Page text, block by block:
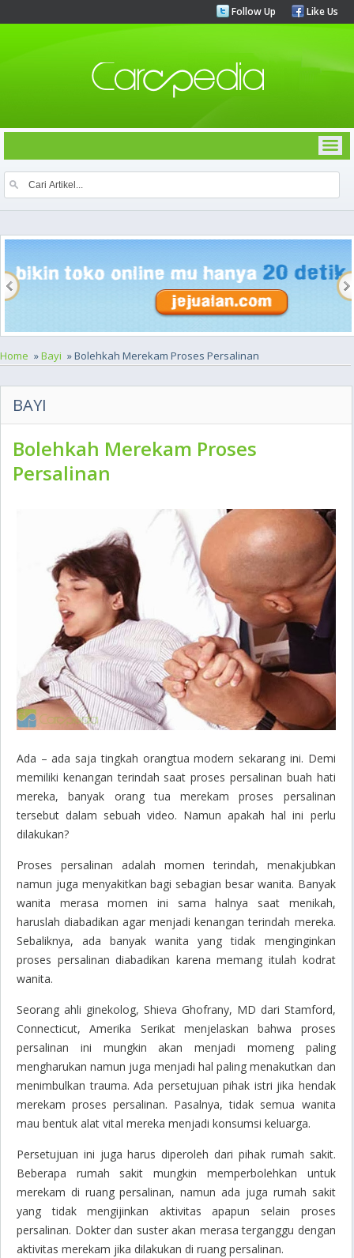
Follow Up Like Us
Home »Bayi » Bolehkah Merekam Proses Persalinan
BAYI
Bolehkah Merekam Proses
Persalinan
Ada – ada saja tingkah orangtua modern sekarang ini. Demi
memiliki kenangan terindah saat proses persalinan buah hati
mereka, banyak orang tua merekam proses persalinan
tersebut dalam sebuah video. Namun apakah hal ini perlu
dilakukan?
Proses persalinan adalah momen terindah, menakjubkan
namun juga menyakitkan bagi sebagian besar wanita. Banyak
wanita merasa momen ini sama halnya saat menikah,
haruslah diabadikan agar menjadi kenangan terindah mereka.
Sebaliknya, ada banyak wanita yang tidak menginginkan
proses persalinan diabadikan karena memang itulah kodrat
wanita.
Seorang ahli ginekolog, Shieva Ghofrany, MD dari Stamford,
Connecticut, Amerika Serikat menjelaskan bahwa proses
persalinan ini mungkin akan menjadi momeng paling
mengharukan namun juga menjadi hal paling menakutkan dan
menimbulkan trauma. Ada persetujuan pihak istri jika hendak
merekam proses persalinan. Pasalnya, tidak semua wanita
mau bentuk alat vital mereka menjadi konsumsi keluarga.
Persetujuan ini juga harus diperoleh dari pihak rumah sakit.
Beberapa rumah sakit mungkin memperbolehkan untuk
merekam di ruang persalinan, namun ada juga rumah sakit
yang tidak mengijinkan aktivitas apapun selain proses
persalinan. Dokter dan suster akan merasa terganggu dengan
aktivitas merekam jika dilakukan di ruang persalinan.